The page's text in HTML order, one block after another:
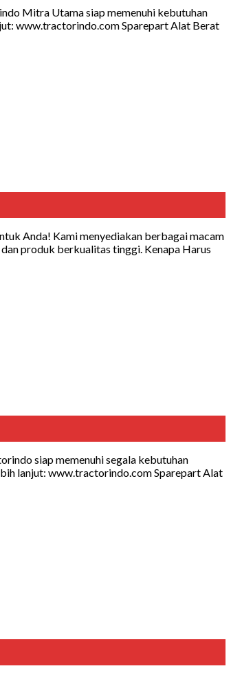
Mitra Utama siap memenuhi kebutuhan
www.tractorindo.com Sparepart Alat Berat
Anda! Kami menyediakan berbagai macam
produk berkualitas tinggi. Kenapa Harus
siap memenuhi segala kebutuhan
lanjut: www.tractorindo.com Sparepart Alat